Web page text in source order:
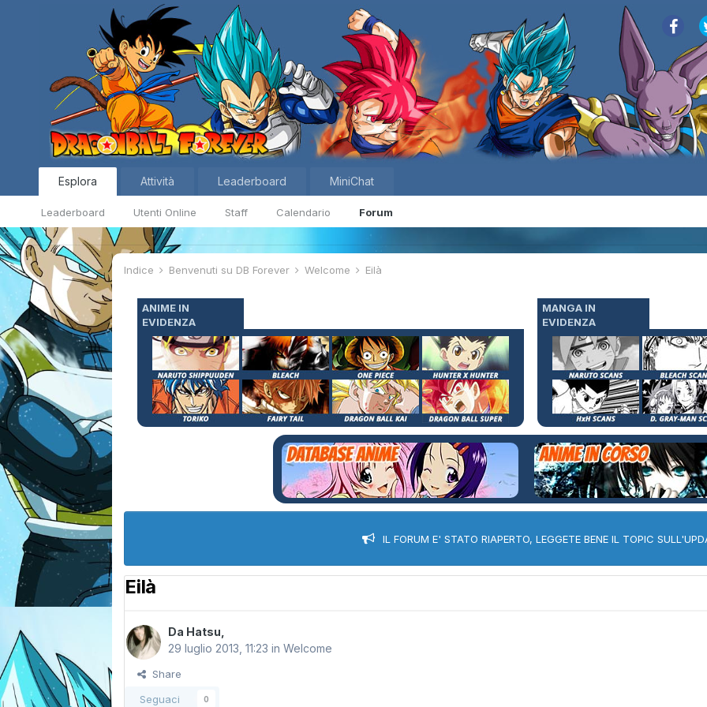
Esplora
Leaderboard Utenti Online Staff Calendario Forum
Attività Leaderboard MiniChat
Indice Benvenuti su DB Forever Welcome Eilà
ANIME IN
EVIDENZA
MANGA IN
EVIDENZA
IL FORUM E' STATO RIAPERTO, LEGGETE BENE IL TOPIC
Eilà
Da Hatsu
29 luglio 2013, 11:23 inWelcome
Share
Seguaci
0